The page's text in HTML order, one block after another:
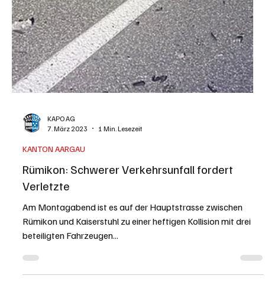
KAPO AG
7. März 2023
1 Min. Lesezeit
KANTON AARGAU
Rümikon: Schwerer Verkehrsunfall fordert
Verletzte